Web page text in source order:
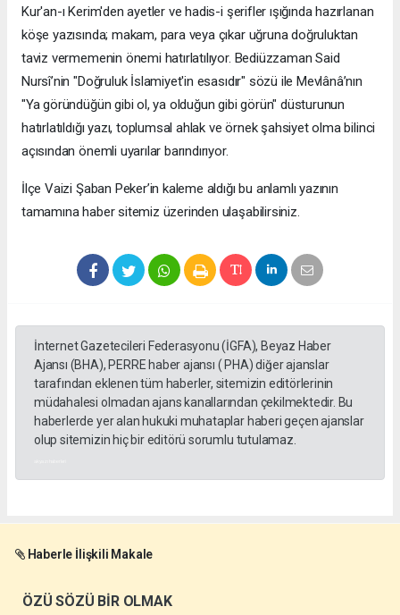
​Kur'an-ı Kerim'den ayetler ve hadis-i şerifler ışığında hazırlanan
köşe yazısında; makam, para veya çıkar uğruna doğruluktan
taviz vermemenin önemi hatırlatılıyor. Bediüzzaman Said
Nursî’nin "Doğruluk İslamiyet'in esasıdır" sözü ile Mevlânâ’nın
"Ya göründüğün gibi ol, ya olduğun gibi görün" düsturunun
hatırlatıldığı yazı, toplumsal ahlak ve örnek şahsiyet olma bilinci
açısından önemli uyarılar barındırıyor.
​İlçe Vaizi Şaban Peker’in kaleme aldığı bu anlamlı yazının
tamamına haber sitemiz üzerinden ulaşabilirsiniz.
İnternet Gazetecileri Federasyonu (İGFA), Beyaz Haber
Ajansı (BHA), PERRE haber ajansı ( PHA) diğer ajanslar
tarafından eklenen tüm haberler, sitemizin editörlerinin
müdahalesi olmadan ajans kanallarından çekilmektedir. Bu
haberlerde yer alan hukuki muhataplar haberi geçen ajanslar
olup sitemizin hiç bir editörü sorumlu tutulamaz.
Haberle İlişkili Makale
ÖZÜ SÖZÜ BİR OLMAK